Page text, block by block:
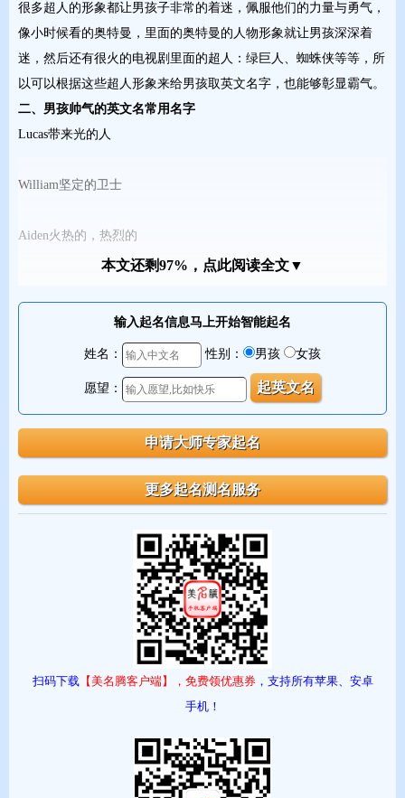
很多超人的形象都让男孩子非常的着迷，佩服他们的力量与勇气，
像小时候看的奥特曼，里面的奥特曼的人物形象就让男孩深深着
迷，然后还有很火的电视剧里面的超人：绿巨人、蜘蛛侠等等，所
以可以根据这些超人形象来给男孩取英文名字，也能够彰显霸气。
二、男孩帅气的英文名常用名字
Lucas带来光的人
William坚定的卫士
Aiden火热的，热烈的
Benjamin南方之子
Dylan传说的海上英雄
Connor爱狼者
本文还剩97%，点此阅读全文▼
输入起名信息马上开始智能起名
姓名： 性别： 男孩 女孩
愿望：
扫码下载【美名腾客户端】，免费领优惠券，支持所有苹果、安卓
手机！